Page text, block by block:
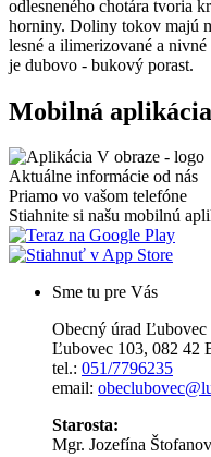
odlesneného chotára tvoria
horniny. Doliny tokov majú
lesné a ilimerizované a
je dubovo - bukový porast.
Mobilná aplikácia
Aktuálne informácie od nás
Priamo vo vašom telefóne
Stiahnite si našu mobilnú
Sme tu pre Vás
Obecný úrad Ľubovec
Ľubovec 103, 082 42
tel.: 051/7796235
email:
Starosta:
Mgr. Jozefína